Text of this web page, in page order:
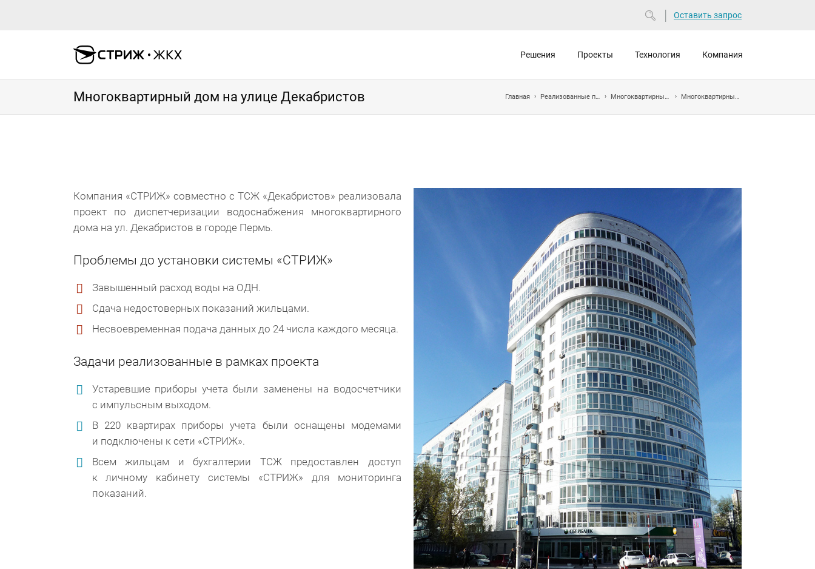
Оставить запрос
Решения Проекты Технология Компания
Главная Реализованные проекты Многоквартирные дома Многоквартирный дом на улице Декабристов
Многоквартирный дом на улице Декабристов
Компания «СТРИЖ» совместно с ТСЖ «Декабристов» реализовала
проект по диспетчеризации водоснабжения многоквартирного
дома на ул. Декабристов в городе Пермь.
Проблемы до установки системы «СТРИЖ»
Завышенный расход воды на ОДН.
Сдача недостоверных показаний жильцами.
Несвоевременная подача данных до 24 числа каждого месяца.
Задачи реализованные в рамках проекта
Устаревшие приборы учета были заменены на водосчетчики
с импульсным выходом.
В 220 квартирах приборы учета были оснащены модемами
и подключены к сети «СТРИЖ».
Всем жильцам и бухгалтерии ТСЖ предоставлен доступ
к личному кабинету системы «СТРИЖ» для мониторинга
показаний.